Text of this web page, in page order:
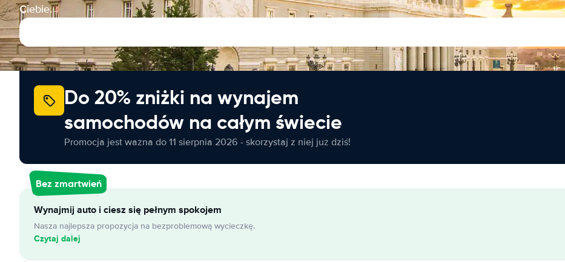
Ciebie.
Do 20% zniżki na wynajem
samochodów na całym świecie
Promocja jest ważna do 11 sierpnia 2026 - skorzystaj z niej już dziś!
Bez zmartwień
Wynajmij auto i ciesz się pełnym spokojem
Nasza najlepsza propozycja na bezproblemową wycieczkę.
Czytaj dalej